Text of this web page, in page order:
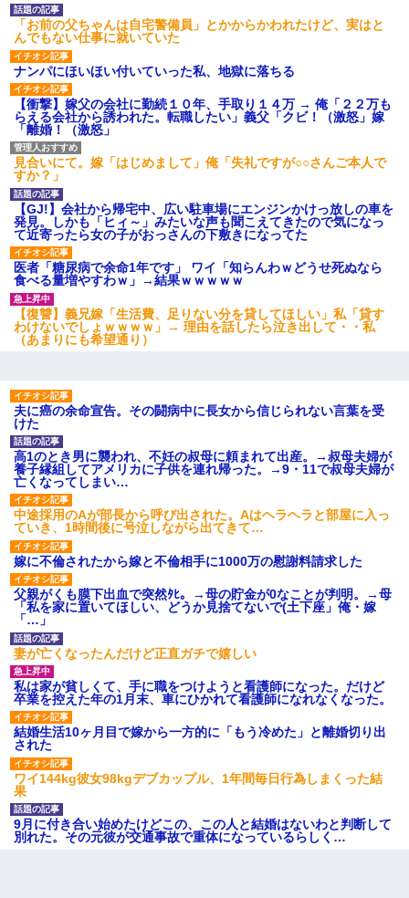
「お前の父ちゃんは自宅警備員」とかからかわれたけど、実はと
んでもない仕事に就いていた
ナンパにほいほい付いていった私、地獄に落ちる
【衝撃】嫁父の会社に勤続１０年、手取り１４万 → 俺「２２万も
らえる会社から誘われた。転職したい」義父「クビ！（激怒」嫁
「離婚！（激怒」
見合いにて。嫁「はじめまして」俺「失礼ですが○○さんご本人で
すか？」
【GJ!】会社から帰宅中、広い駐車場にエンジンかけっ放しの車を
発見。しかも「ヒィ～」みたいな声も聞こえてきたので気になっ
て近寄ったら女の子がおっさんの下敷きになってた
医者「糖尿病で余命1年です」 ワイ「知らんわｗどうせ死ぬなら
食べる量増やすわｗ」→結果ｗｗｗｗｗ
【復讐】義兄嫁「生活費、足りない分を貸してほしい」私「貸す
わけないでしょｗｗｗｗ」→ 理由を話したら泣き出して・・私
（あまりにも希望通り）
夫に癌の余命宣告。その闘病中に長女から信じられない言葉を受
けた
高1のとき男に襲われ、不妊の叔母に頼まれて出産。→叔母夫婦が
養子縁組してアメリカに子供を連れ帰った。→9・11で叔母夫婦が
亡くなってしまい…
中途採用のAが部長から呼び出された。Aはヘラヘラと部屋に入っ
ていき、1時間後に号泣しながら出てきて…
嫁に不倫されたから嫁と不倫相手に1000万の慰謝料請求した
父親がくも膜下出血で突然ﾀﾋ。→母の貯金が0なことが判明。→母
「私を家に置いてほしい、どうか見捨てないで(土下座」俺・嫁
「…」
妻が亡くなったんだけど正直ガチで嬉しい
私は家が貧しくて、手に職をつけようと看護師になった。だけど
卒業を控えた年の1月末、車にひかれて看護師になれなくなった。
結婚生活10ヶ月目で嫁から一方的に「もう冷めた」と離婚切り出
された
ワイ144kg彼女98kgデブカップル、1年間毎日行為しまくった結
果
9月に付き合い始めたけどこの、この人と結婚はないわと判断して
別れた。その元彼が交通事故で重体になっているらしく…